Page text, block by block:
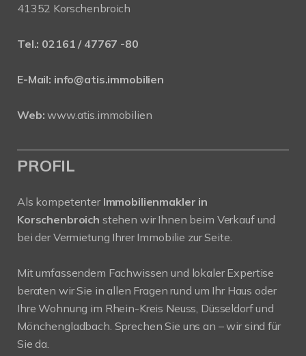
41352 Korschenbroich
Tel.: 02161 / 47767 -80
E-Mail: info@atis.immobilien
Web: www.atis.immobilien
PROFIL
Als kompetenter Immobilienmakler in
Korschenbroich stehen wir Ihnen beim Verkauf und
bei der Vermietung Ihrer Immobilie zur Seite.
Mit umfassendem Fachwissen und lokaler Expertise
beraten wir Sie in allen Fragen rund um Ihr Haus oder
Ihre Wohnung im Rhein-Kreis Neuss, Düsseldorf und
Mönchengladbach. Sprechen Sie uns an – wir sind für
Sie da.